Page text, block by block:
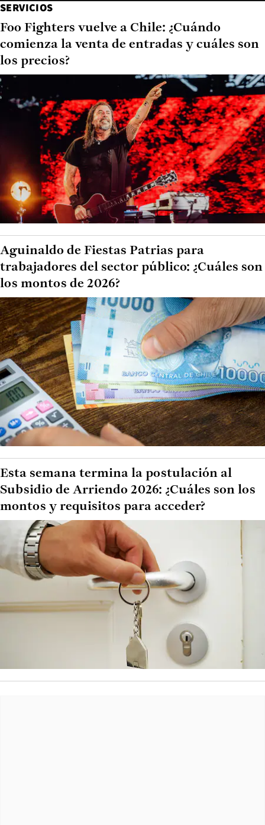
SERVICIOS
Foo Fighters vuelve a Chile: ¿Cuándo
comienza la venta de entradas y cuáles son
los precios?
Aguinaldo de Fiestas Patrias para
trabajadores del sector público: ¿Cuáles son
los montos de 2026?
Esta semana termina la postulación al
Subsidio de Arriendo 2026: ¿Cuáles son los
montos y requisitos para acceder?